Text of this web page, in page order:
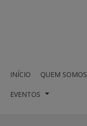
INÍCIO QUEM SOMOS
EVENTOS